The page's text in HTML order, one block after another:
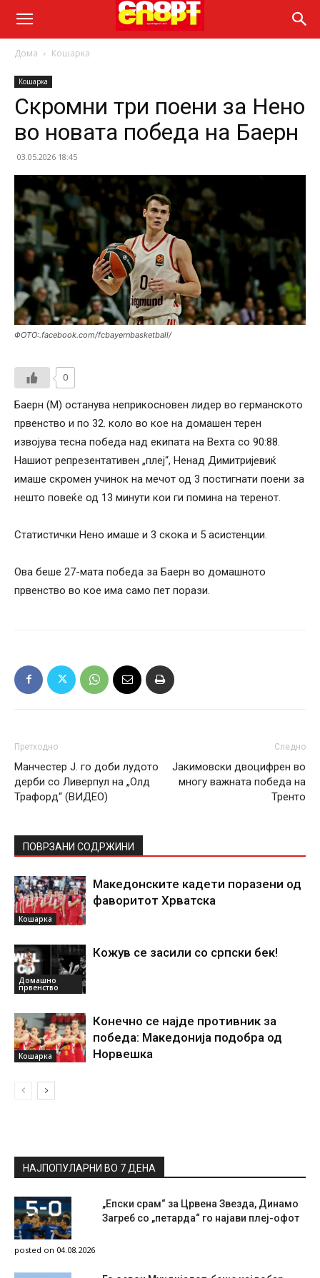
Дома Кошарка
Кошарка
Скромни три поени за Нено
во новата победа на Баерн
03.05.2026 18:45
ФОТО:.facebook.com/fcbayernbasketball/
0
Баерн (М) останува неприкосновен лидер во германското
првенство и по 32. коло во кое на домашен терен
извојува тесна победа над екипата на Вехта со 90:88.
Нашиот репрезентативен „плеј“, Ненад Димитријевиќ
имаше скромен учинок на мечот од 3 постигнати поени за
нешто повеќе од 13 минути кои ги помина на теренот.
Статистички Нено имаше и 3 скока и 5 асистенции.
Ова беше 27-мата победа за Баерн во домашното
првенство во кое има само пет порази.
Претходно
Манчестер Ј. го доби лудото
дерби со Ливерпул на „Олд
Трафорд“ (ВИДЕО)
Следно
Јакимовски двоцифрен во
многу важната победа на
Тренто
ПОВРЗАНИ СОДРЖИНИ
Кошарка
Македонските кадети поразени од
фаворитот Хрватска
Домашно
првенство
Кожув се засили со српски бек!
Кошарка
Конечно се најде противник за
победа: Македонија подобра од
Норвешка
НАЈПОПУЛАРНИ ВО 7 ДЕНА
„Епски срам“ за Црвена Звезда, Динамо
Загреб со „петарда“ го најави плеј-офот
posted on 04.08.2026